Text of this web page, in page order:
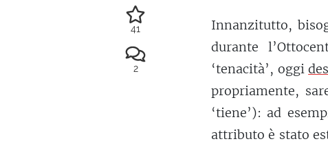
Innanzitutto,
durante
‘tenacità’, oggi
propriamente,
‘tiene’): ad
attributo è stato
41
2